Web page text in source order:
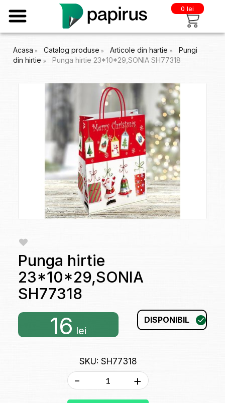
0 lei
Acasa Catalog produse Articole din hartie
Pungi
din hirtie
Punga hirtie 23*10*29,SONIA SH77318
Punga hirtie
23*10*29,SONIA
SH77318
16 lei
DISPONIBIL
SKU: SH77318
- +